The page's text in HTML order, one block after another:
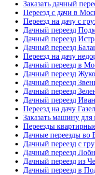
Заказать дачный
Переезд с дачи в
Переезд на дачу с
Дачный переезд
Дачный переезд
Дачный переезд
Переезд на дачу
Дачный переезд в
Дачный переезд
Дачный переезд
Дачный переезд
Дачный переезд
Переезд на дачу
Заказать машину для
Переезды
Дачные переезды во
Дачный переезд с
Дачный переезд
Дачный переезд из
Дачный переезд в